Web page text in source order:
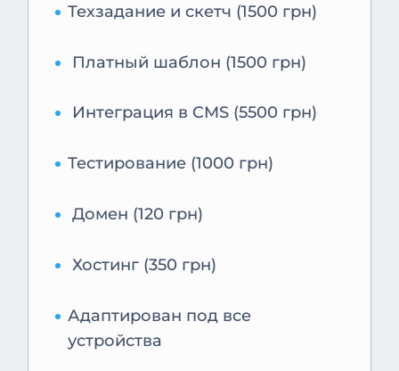
Техзадание и скетч (1500 грн)
Платный шаблон (1500 грн)
Интеграция в CMS (5500 грн)
Тестирование (1000 грн)
Домен (120 грн)
Хостинг (350 грн)
Адаптирован под все
устройства